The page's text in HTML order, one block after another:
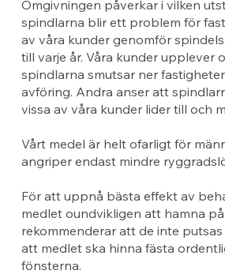
Omgivningen påverkar i vilken
spindlarna blir ett problem för
av våra kunder genomför
till varje år. Våra kunder upplever
spindlarna smutsar ner
avföring. Andra anser att
vissa av våra kunder lider till och
Vårt medel är helt ofarligt för
angriper endast mindre
För att uppnå bästa effekt av
medlet oundvikligen att hamna
rekommenderar att de inte
att medlet ska hinna fästa
fönsterna.